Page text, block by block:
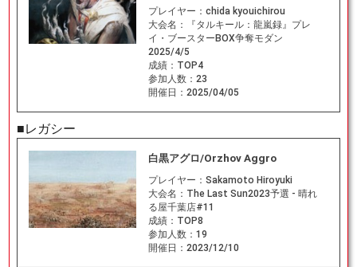
プレイヤー： chida kyouichirou
大会名：
『タルキール：龍嵐録』プレ
イ・ブースターBOX争奪モダン
2025/4/5
成績： TOP4
参加人数： 23
開催日： 2025/04/05
■レガシー
白黒アグロ/Orzhov Aggro
プレイヤー： Sakamoto Hiroyuki
大会名： The Last Sun2023予選 - 晴れ
る屋千葉店#11
成績： TOP8
参加人数： 19
開催日： 2023/12/10